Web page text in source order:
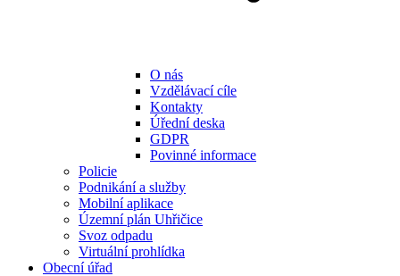
O nás
Vzdělávací cíle
Kontakty
Úřední deska
GDPR
Povinné informace
Policie
Podnikání a služby
Mobilní aplikace
Územní plán Uhřičice
Svoz odpadu
Virtuální prohlídka
Obecní úřad